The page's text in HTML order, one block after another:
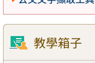
教學箱子